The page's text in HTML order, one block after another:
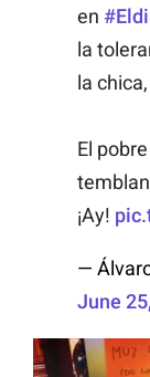
en
la
la
El
¡Ay!
—
June